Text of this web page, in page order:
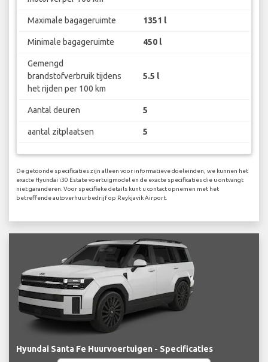
Maximale bagageruimte 1351 l
Minimale bagageruimte 450 l
Gemengd
brandstofverbruik tijdens
het rijden per 100 km
5.5 l
Aantal deuren 5
aantal zitplaatsen 5
De getoonde specificaties zijn alleen voor informatieve doeleinden, we kunnen het
exacte Hyundai i30 Estate voertuigmodel en de exacte specificaties die u ontvangt
niet garanderen. Voor specifieke details kunt u contact opnemen met het
betreffende autoverhuurbedrijf op Reykjavik Airport.
Hyundai Santa Fe Huurvoertuigen - Specificaties